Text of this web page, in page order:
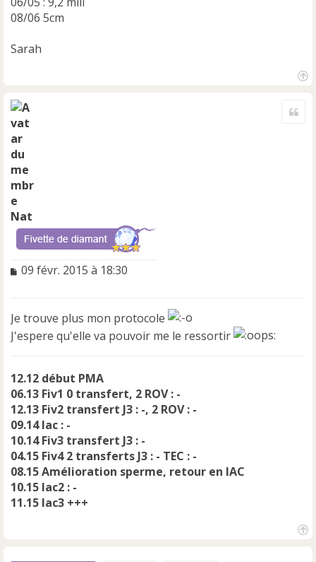
08/06 5cm
Sarah
Nat
M
a
g
o
n
l
u
09 févr. 2015 à 18:30
Je trouve plus mon protocole
J'espere qu'elle va pouvoir me le ressortir
12.12 début PMA
06.13 Fiv1 0 transfert, 2 ROV : -
12.13 Fiv2 transfert J3 : -, 2 ROV : -
09.14 Iac : -
10.14 Fiv3 transfert J3 : -
04.15 Fiv4 2 transferts J3 : - TEC : -
08.15 Amélioration sperme, retour en IAC
10.15 Iac2 : -
11.15 Iac3 +++